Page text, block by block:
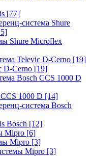
[77]
система Shure
Shure Microflex
Televic D-Cerno [19]
D-Cerno [19]
Bosch CCS 1000 D
1000 D [14]
система Bosch
Bosch [12]
Mipro [6]
Mipro [3]
Mipro [3]